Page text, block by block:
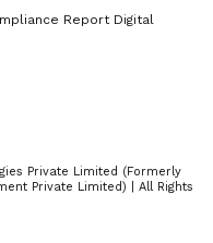
ಮಾಡುವ ಉದ್ದೇಶ
ಪ್ರಸ್ತಾಪಿಸಿದ
ಎಂಬ ಕುರಿತು
ಪಡೆದುಕೊಂಡರು.
Report Digital
Private Limited (Formerly
Private Limited) | All Rights